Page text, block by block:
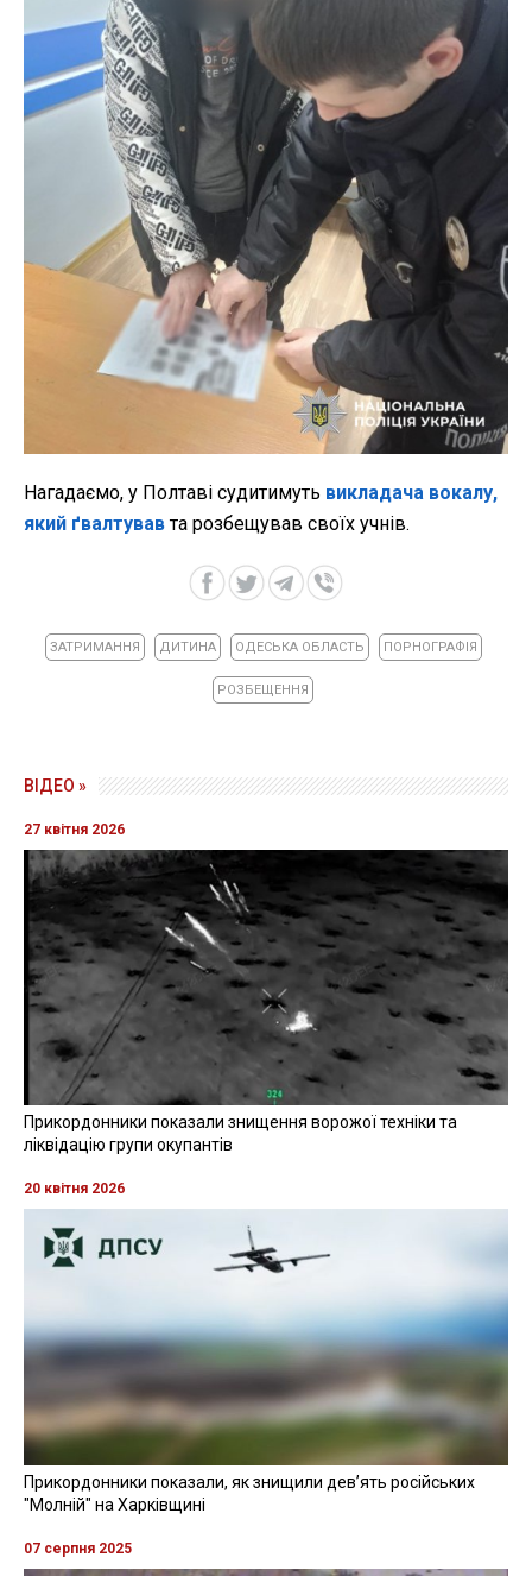
Нагадаємо, у Полтаві судитимуть викладача вокалу,
який ґвалтувавта розбещував своїх учнів.
ЗАТРИМАННЯ ДИТИНА ОДЕСЬКА ОБЛАСТЬ ПОРНОГРАФІЯ
РОЗБЕЩЕННЯ
ВІДЕО »
27 квітня 2026
Прикордонники показали знищення ворожої техніки та
ліквідацію групи окупантів
20 квітня 2026
Прикордонники показали, як знищили девʼять російських
"Молній" на Харківщині
07 серпня 2025